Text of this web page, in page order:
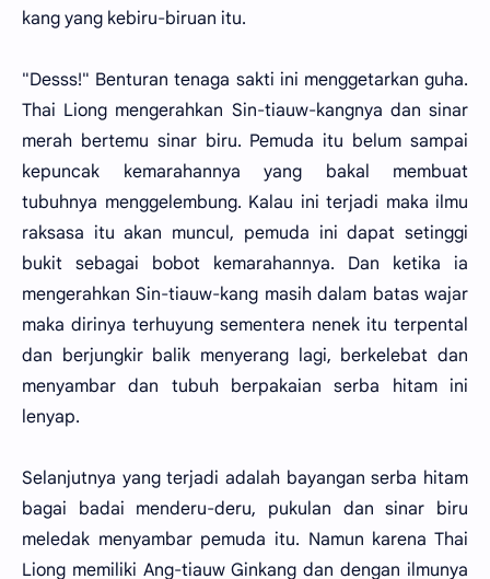
kang yang kebiru-biruan itu.
"Desss!" Benturan tenaga sakti ini menggetarkan guha.
Thai Liong mengerahkan Sin-tiauw-kangnya dan sinar
merah bertemu sinar biru. Pemuda itu belum sampai
kepuncak kemarahannya yang bakal membuat
tubuhnya menggelembung. Kalau ini terjadi maka ilmu
raksasa itu akan muncul, pemuda ini dapat setinggi
bukit sebagai bobot kemarahannya. Dan ketika ia
mengerahkan Sin-tiauw-kang masih dalam batas wajar
maka dirinya terhuyung sementera nenek itu terpental
dan berjungkir balik menyerang lagi, berkelebat dan
menyambar dan tubuh berpakaian serba hitam ini
lenyap.
Selanjutnya yang terjadi adalah bayangan serba hitam
bagai badai menderu-deru, pukulan dan sinar biru
meledak menyambar pemuda itu. Namun karena Thai
Liong memiliki Ang-tiauw Ginkang dan dengan ilmunya